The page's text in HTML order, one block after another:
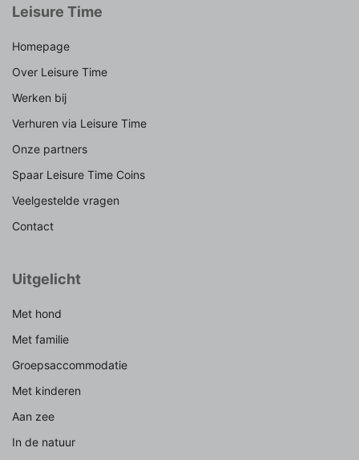
Leisure Time
Homepage
Over Leisure Time
Werken bij
Verhuren via Leisure Time
Onze partners
Spaar Leisure Time Coins
Veelgestelde vragen
Contact
Uitgelicht
Met hond
Met familie
Groepsaccommodatie
Met kinderen
Aan zee
In de natuur